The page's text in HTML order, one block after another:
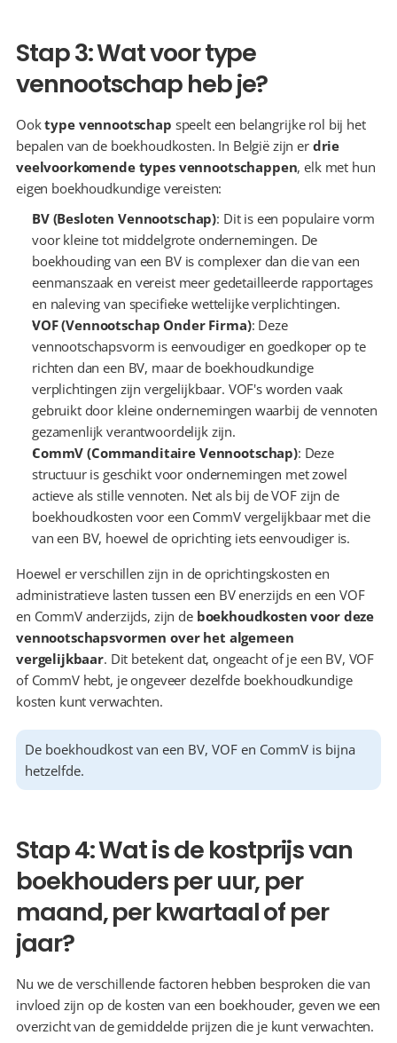
Stap 3: Wat voor type
vennootschap heb je?
Ook type vennootschap speelt een belangrijke rol bij het
bepalen van de boekhoudkosten. In België zijn er drie
veelvoorkomende types vennootschappen, elk met hun
eigen boekhoudkundige vereisten:
BV (Besloten Vennootschap): Dit is een populaire vorm
voor kleine tot middelgrote ondernemingen. De
boekhouding van een BV is complexer dan die van een
eenmanszaak en vereist meer gedetailleerde rapportages
en naleving van specifieke wettelijke verplichtingen.
VOF (Vennootschap Onder Firma): Deze
vennootschapsvorm is eenvoudiger en goedkoper op te
richten dan een BV, maar de boekhoudkundige
verplichtingen zijn vergelijkbaar. VOF's worden vaak
gebruikt door kleine ondernemingen waarbij de vennoten
gezamenlijk verantwoordelijk zijn.
CommV (Commanditaire Vennootschap): Deze
structuur is geschikt voor ondernemingen met zowel
actieve als stille vennoten. Net als bij de VOF zijn de
boekhoudkosten voor een CommV vergelijkbaar met die
van een BV, hoewel de oprichting iets eenvoudiger is.
Hoewel er verschillen zijn in de oprichtingskosten en
administratieve lasten tussen een BV enerzijds en een VOF
en CommV anderzijds, zijn de boekhoudkosten voor deze
vennootschapsvormen over het algemeen
vergelijkbaar. Dit betekent dat, ongeacht of je een BV, VOF
of CommV hebt, je ongeveer dezelfde boekhoudkundige
kosten kunt verwachten.
De boekhoudkost van een BV, VOF en CommV is bijna
hetzelfde.
Stap 4: Wat is de kostprijs van
boekhouders per uur, per
maand, per kwartaal of per
jaar?
Nu we de verschillende factoren hebben besproken die van
invloed zijn op de kosten van een boekhouder, geven we een
overzicht van de gemiddelde prijzen die je kunt verwachten.